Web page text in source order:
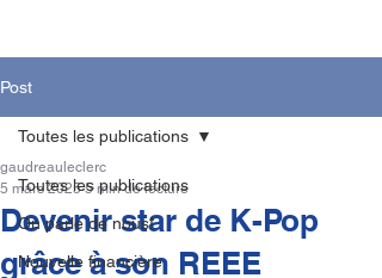
Post
Toutes les publications
On parle de nous!
Nouvelle financière
Toutes les publications
Devenir star de K-Pop
grâce à son REEE
gaudreauleclerc
5 mars 2025 5 min de lecture